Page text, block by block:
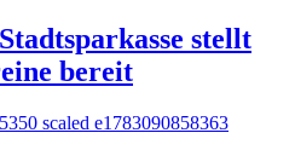
stellt
bereit